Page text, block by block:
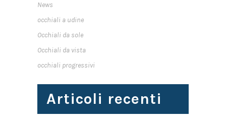
News
occhiali a udine
Occhiali da sole
Occhiali da vista
occhiali progressivi
Articoli recenti